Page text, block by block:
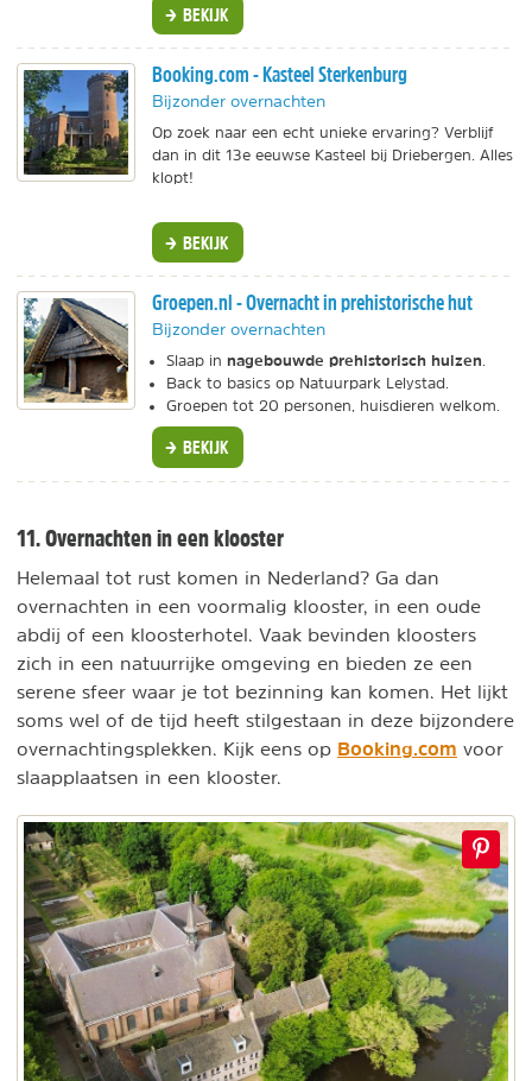
BEKIJK
Booking.com - Kasteel Sterkenburg
Bijzonder overnachten
Op zoek naar een echt unieke ervaring? Verblijf
dan in dit 13e eeuwse Kasteel bij Driebergen. Alles
klopt!
BEKIJK
Groepen.nl - Overnacht in prehistorische hut
Bijzonder overnachten
Slaap in nagebouwde prehistorisch huizen
Back to basics op Natuurpark Lelystad.
Groepen tot 20 personen, huisdieren welkom.
BEKIJK
11. Overnachten in een klooster
Helemaal tot rust komen in Nederland? Ga dan
overnachten in een voormalig klooster, in een oude
abdij of een kloosterhotel. Vaak bevinden kloosters
zich in een natuurrijke omgeving en bieden ze een
serene sfeer waar je tot bezinning kan komen. Het lijkt
soms wel of de tijd heeft stilgestaan in deze bijzondere
overnachtingsplekken. Kijk eens op Booking.com voor
slaapplaatsen in een klooster.